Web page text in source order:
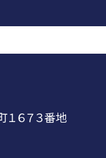
６７３番地